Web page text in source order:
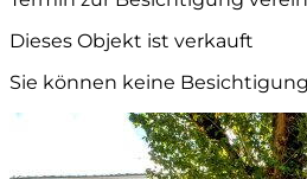
Dieses Objekt ist verkauft
Sie können keine